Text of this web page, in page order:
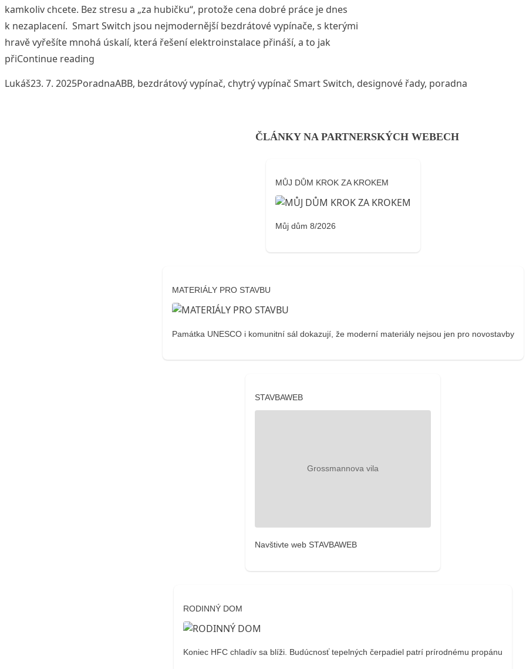
kamkoliv chcete. Bez stresu a „za hubičku“, protože cena dobré práce je dnes
k nezaplacení. Smart Switch jsou nejmodernější bezdrátové vypínače, s kterými
hravě vyřešíte mnohá úskalí, která řešení elektroinstalace přináší, a to jak
přiContinue reading
Posted by
Lukáš23. 7. 2025Posted in
PoradnaTags:
ABB, bezdrátový vypínač, chytrý vypínač Smart Switch, designové řady, poradna
ČLÁNKY NA PARTNERSKÝCH WEBECH
MŮJ DŮM KROK ZA KROKEM
Můj dům 8/2026
MATERIÁLY PRO STAVBU
Památka UNESCO i komunitní sál dokazují, že moderní materiály nejsou jen pro novostavby
STAVBAWEB
Navštivte web STAVBAWEB
RODINNÝ DOM
Koniec HFC chladív sa blíži. Budúcnosť tepelných čerpadiel patrí prírodnému propánu